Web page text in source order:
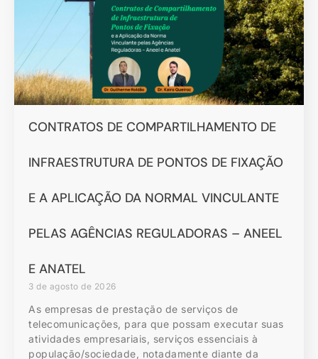
CONTRATOS DE COMPARTILHAMENTO DE
INFRAESTRUTURA DE PONTOS DE FIXAÇÃO
E A APLICAÇÃO DA NORMAL VINCULANTE
PELAS AGÊNCIAS REGULADORAS – ANEEL
E ANATEL
3 de agosto de 2026
As empresas de prestação de serviços de
telecomunicações, para que possam executar suas
atividades empresariais, serviços essenciais à
população/sociedade, notadamente diante da